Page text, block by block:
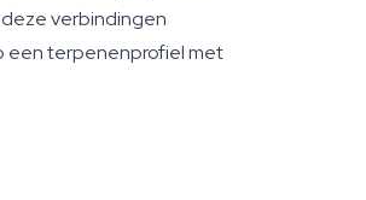
verbindingen
een terpenenprofiel met